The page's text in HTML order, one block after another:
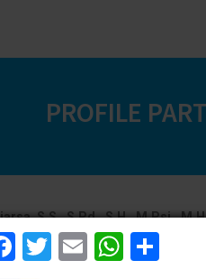
PROFILE
S.S., S.Pd., S.H., M.Psi.,
Budiono dan Rekan
Intelektual, Kuasa Hukum
Facebook
Twitter
Email